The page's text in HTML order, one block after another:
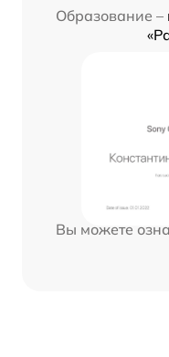
Образование –
Вы можете